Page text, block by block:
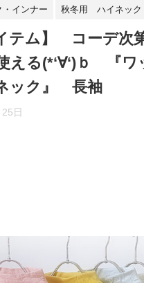
インナー 秋冬用 ハイネック
テム】 コーデ次
える(*‘∀‘)ｂ 『ワ
ック』 長袖
日